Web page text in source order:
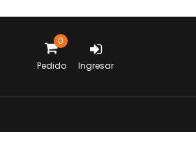
0
Pedido Ingresar